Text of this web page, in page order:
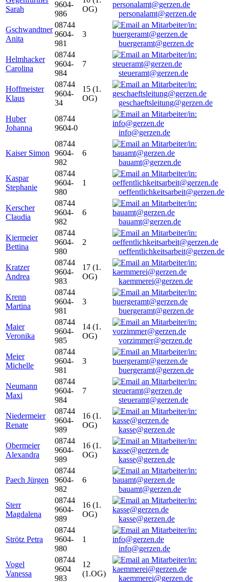
Sarah
9604-
986
OG)
personalamt@gerzen.de
Gschwandtner
Anita
08744
9604-
981
3
buergeramt@gerzen.de
Helmhacker
Carolina
08744
9604-
984
7
steueramt@gerzen.de
Hoffmeister
Klaus
08744
9604-
34
15 (1.
OG)
geschaeftsleitung@gerzen.de
Huber
Johanna
08744
9604-0
info@gerzen.de
Kaiser Simon
08744
9604-
982
6
bauamt@gerzen.de
Kaspar
Stephanie
08744
9604-
980
1
oeffentlichkeitsarbeit@gerzen.de
Kerscher
Claudia
08744
9604-
982
6
bauamt@gerzen.de
Kiermeier
Bettina
08744
9604-
980
2
oeffentlichkeitsarbeit@gerzen.de
Kratzer
Andrea
08744
9604-
983
17 (1.
OG)
kaemmerei@gerzen.de
Krenn
Martina
08744
9604-
981
3
buergeramt@gerzen.de
Maier
Veronika
08744
9604-
985
14 (1.
OG)
vorzimmer@gerzen.de
Meier
Michelle
08744
9604-
981
3
buergeramt@gerzen.de
Neumann
Maxi
08744
9604-
984
7
steueramt@gerzen.de
Niedermeier
Renate
08744
9604-
989
16 (1.
OG)
kasse@gerzen.de
Obermeier
Alexandra
08744
9604-
989
16 (1.
OG)
kasse@gerzen.de
Paech Jürgen
08744
9604-
982
6
bauamt@gerzen.de
Sterr
Magdalena
08744
9604-
989
16 (1.
OG)
kasse@gerzen.de
Strötz Petra
08744
9604-
980
1
info@gerzen.de
Vogel
Vanessa
08744
9604
983
12
(1.OG)
kaemmerei@gerzen.de